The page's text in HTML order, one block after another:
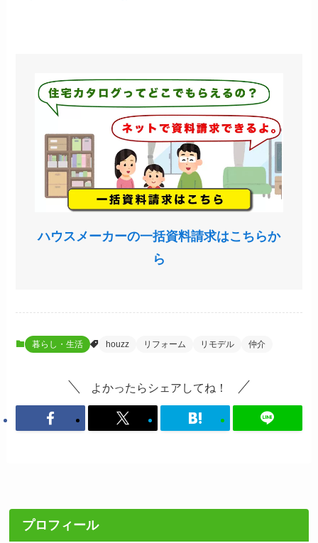
ハウスメーカーの一括資料請求はこちらか
ら
暮らし・生活 houzz リフォーム リモデル 仲介
よかったらシェアしてね！
プロフィール